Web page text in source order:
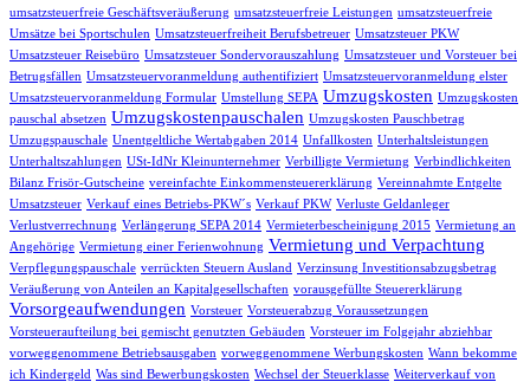
umsatzsteuerfreie Geschäftsveräußerung umsatzsteuerfreie Leistungen umsatzsteuerfreie
Umsätze bei Sportschulen Umsatzsteuerfreiheit Berufsbetreuer Umsatzsteuer PKW
Umsatzsteuer Reisebüro Umsatzsteuer Sondervorauszahlung Umsatzsteuer und Vorsteuer bei
Betrugsfällen Umsatzsteuervoranmeldung authentifiziert Umsatzsteuervoranmeldung elster
Umsatzsteuervoranmeldung Formular Umstellung SEPA Umzugskosten Umzugskosten
pauschal absetzen Umzugskostenpauschalen Umzugskosten Pauschbetrag
Umzugspauschale Unentgeltliche Wertabgaben 2014 Unfallkosten Unterhaltsleistungen
Unterhaltszahlungen USt-IdNr Kleinunternehmer Verbilligte Vermietung Verbindlichkeiten
Bilanz Frisör-Gutscheine vereinfachte Einkommensteuererklärung Vereinnahmte Entgelte
Umsatzsteuer Verkauf eines Betriebs-PKW´s Verkauf PKW Verluste Geldanleger
Verlustverrechnung Verlängerung SEPA 2014 Vermieterbescheinigung 2015 Vermietung an
Angehörige Vermietung einer Ferienwohnung Vermietung und Verpachtung
Verpflegungspauschale verrückten Steuern Ausland Verzinsung Investitionsabzugsbetrag
Veräußerung von Anteilen an Kapitalgesellschaften vorausgefüllte Steuererklärung
Vorsorgeaufwendungen Vorsteuer Vorsteuerabzug Voraussetzungen
Vorsteueraufteilung bei gemischt genutzten Gebäuden Vorsteuer im Folgejahr abziehbar
vorweggenommene Betriebsausgaben vorweggenommene Werbungskosten Wann bekomme
ich Kindergeld Was sind Bewerbungskosten Wechsel der Steuerklasse Weiterverkauf von